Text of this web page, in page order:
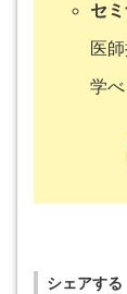
セ
医
学
シェアする